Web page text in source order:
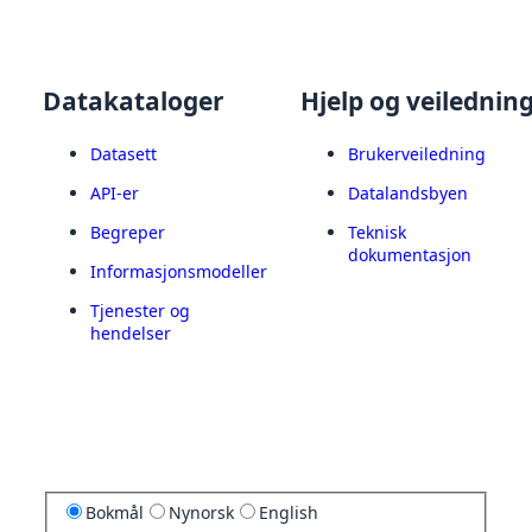
Datakataloger
Datasett
API-er
Begreper
Informasjonsmodeller
Tjenester og
hendelser
Hjelp og
Brukerveiledning
Datalandsbyen
Teknisk
dokumentasjon
Bokmål Nynorsk English